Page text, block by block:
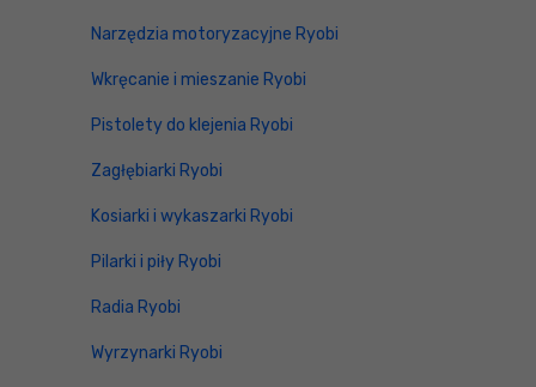
Narzędzia motoryzacyjne Ryobi
Wkręcanie i mieszanie Ryobi
Pistolety do klejenia Ryobi
Zagłębiarki Ryobi
Kosiarki i wykaszarki Ryobi
Pilarki i piły Ryobi
Radia Ryobi
Wyrzynarki Ryobi